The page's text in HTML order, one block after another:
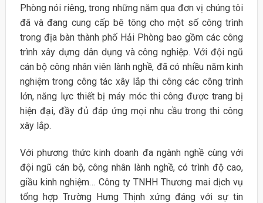
Phòng nói riêng, trong những năm qua đơn vị chúng tôi
đã và đang cung cấp bê tông cho một số công trình
trong địa bàn thành phố Hải Phòng bao gồm các công
trình xây dựng dân dụng và công nghiệp. Với đội ngũ
cán bộ công nhân viên lành nghề, đã có nhiều năm kinh
nghiệm trong công tác xây lắp thi công các công trình
lớn, năng lực thiết bị máy móc thi công được trang bị
hiện đại, đầy đủ đáp ứng mọi nhu cầu trong thi công
xây lắp.
Với phương thức kinh doanh đa ngành nghề cùng với
đội ngũ cán bộ, công nhân lành nghề, có trình độ cao,
giầu kinh nghiệm… Công ty TNHH Thương mai dịch vụ
tổng hợp Trường Hưng Thịnh xứng đáng với sự tin